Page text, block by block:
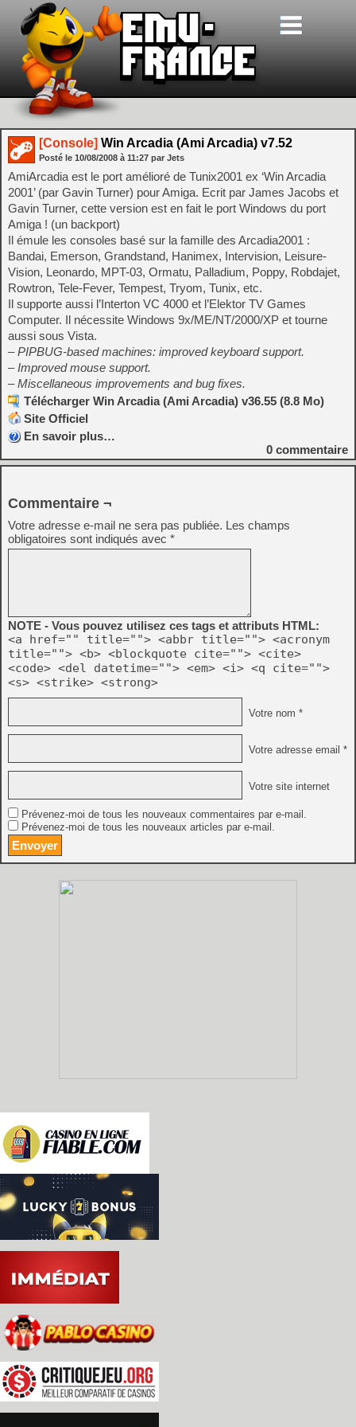
[Console] Win Arcadia (Ami Arcadia) v7.52
Posté le 10/08/2008 à 11:27 par Jets
AmiArcadia est le port amélioré de Tunix2001 ex ‘Win Arcadia
2001’ (par Gavin Turner) pour Amiga. Ecrit par James Jacobs et
Gavin Turner, cette version est en fait le port Windows du port
Amiga ! (un backport)
Il émule les consoles basé sur la famille des Arcadia2001 :
Bandai, Emerson, Grandstand, Hanimex, Intervision, Leisure-
Vision, Leonardo, MPT-03, Ormatu, Palladium, Poppy, Robdajet,
Rowtron, Tele-Fever, Tempest, Tryom, Tunix, etc.
Il supporte aussi l’Interton VC 4000 et l’Elektor TV Games
Computer. Il nécessite Windows 9x/ME/NT/2000/XP et tourne
aussi sous Vista.
– PIPBUG-based machines: improved keyboard support.
– Improved mouse support.
– Miscellaneous improvements and bug fixes.
Télécharger Win Arcadia (Ami Arcadia) v36.55 (8.8 Mo)
Site Officiel
En savoir plus…
0 commentaire
Commentaire ¬
Votre adresse e-mail ne sera pas publiée. Les champs
obligatoires sont indiqués avec *
NOTE - Vous pouvez utilisez ces tags et attributs HTML:
<a href="" title=""> <abbr title=""> <acronym
title=""> <b> <blockquote cite=""> <cite>
<code> <del datetime=""> <em> <i> <q cite="">
<s> <strike> <strong>
Votre nom *
Votre adresse email *
Votre site internet
Prévenez-moi de tous les nouveaux commentaires par e-mail.
Prévenez-moi de tous les nouveaux articles par e-mail.